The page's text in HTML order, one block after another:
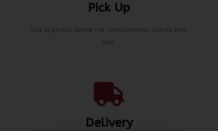
Pick Up
Haz tu pedido online y te contactaremos cuando esté
listo.
Delivery